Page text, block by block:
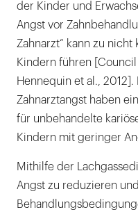
der Kinder und
Angst vor
Zahnarzt“ kann zu
Kindern führen
Hennequin et al.,
Zahnarztangst haben
für unbehandelte
Kindern mit geringer
Mithilfe der
Angst zu reduzieren